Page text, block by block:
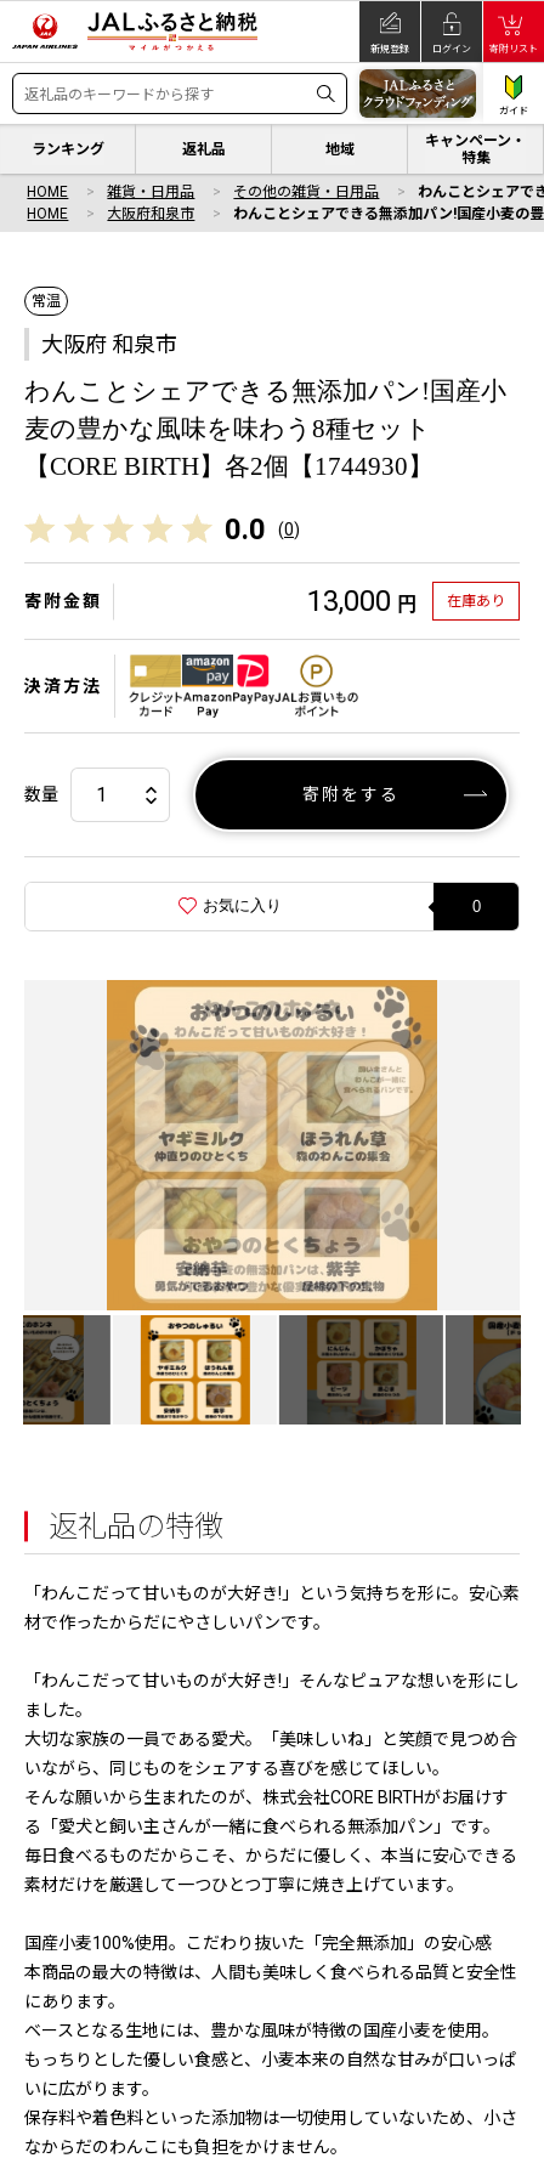
新規登録 ログイン 寄附リスト
ガイド
ランキング 返礼品 地域
キャンペーン・
特集
HOME 雑貨・日用品 その他の雑貨・日用品
わんことシェアで
HOME
大阪府和泉市 わんことシェアできる無添加パン!国産小麦の
常温
大阪府 和泉市
わんことシェアできる無添加パン!国産小
麦の豊かな風味を味わう8種セット
【CORE BIRTH】各2個【1744930】
0.0 (0)
寄附金額 13,000 円 在庫あり
決済方法
数量 寄附をする
お気に入り 0
返礼品の特徴
「わんこだって甘いものが大好き!」という気持ちを形に。安心素
材で作ったからだにやさしいパンです。
「わんこだって甘いものが大好き!」そんなピュアな想いを形にし
ました。
大切な家族の一員である愛犬。「美味しいね」と笑顔で見つめ合
いながら、同じものをシェアする喜びを感じてほしい。
そんな願いから生まれたのが、株式会社CORE BIRTHがお届けす
る「愛犬と飼い主さんが一緒に食べられる無添加パン」です。
毎日食べるものだからこそ、からだに優しく、本当に安心できる
素材だけを厳選して一つひとつ丁寧に焼き上げています。
国産小麦100%使用。こだわり抜いた「完全無添加」の安心感
本商品の最大の特徴は、人間も美味しく食べられる品質と安全性
にあります。
ベースとなる生地には、豊かな風味が特徴の国産小麦を使用。
もっちりとした優しい食感と、小麦本来の自然な甘みが口いっぱ
いに広がります。
保存料や着色料といった添加物は一切使用していないため、小さ
なからだのわんこにも負担をかけません。